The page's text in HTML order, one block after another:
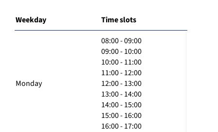
Weekday Time slots
Monday
08:00 - 09:00
09:00 - 10:00
10:00 - 11:00
11:00 - 12:00
12:00 - 13:00
13:00 - 14:00
14:00 - 15:00
15:00 - 16:00
16:00 - 17:00